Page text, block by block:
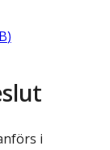
)
i